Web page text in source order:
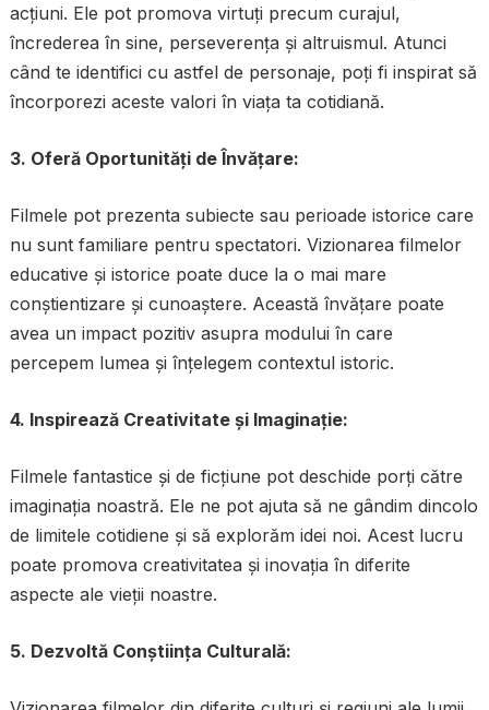
acțiuni. Ele pot promova virtuți precum curajul,
încrederea în sine, perseverența și altruismul. Atunci
când te identifici cu astfel de personaje, poți fi inspirat să
încorporezi aceste valori în viața ta cotidiană.
3. Oferă Oportunități de Învățare:
Filmele pot prezenta subiecte sau perioade istorice care
nu sunt familiare pentru spectatori. Vizionarea filmelor
educative și istorice poate duce la o mai mare
conștientizare și cunoaștere. Această învățare poate
avea un impact pozitiv asupra modului în care
percepem lumea și înțelegem contextul istoric.
4. Inspirează Creativitate și Imaginație:
Filmele fantastice și de ficțiune pot deschide porți către
imaginația noastră. Ele ne pot ajuta să ne gândim dincolo
de limitele cotidiene și să explorăm idei noi. Acest lucru
poate promova creativitatea și inovația în diferite
aspecte ale vieții noastre.
5. Dezvoltă Conștiința Culturală: